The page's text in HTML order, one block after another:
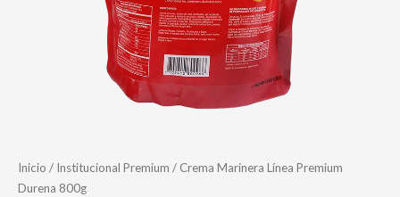
Inicio / Institucional Premium / Crema Marinera Línea Premium
Durena 800g